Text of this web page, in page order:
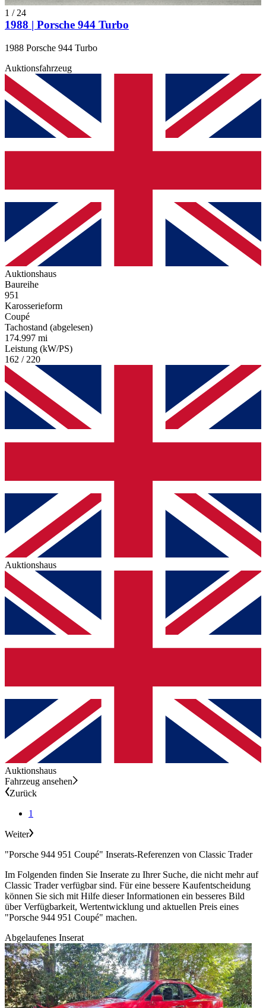
1 / 24
1988 | Porsche 944 Turbo
1988 Porsche 944 Turbo
Auktionsfahrzeug
Auktionshaus
Baureihe
951
Karosserieform
Coupé
Tachostand (abgelesen)
174.997 mi
Leistung (kW/PS)
162 / 220
Auktionshaus
Auktionshaus
Fahrzeug ansehen
Zurück
1
Weiter
"Porsche 944 951 Coupé" Inserats-Referenzen von Classic Trader
Im Folgenden finden Sie Inserate zu Ihrer Suche, die nicht mehr auf
Classic Trader verfügbar sind. Für eine bessere Kaufentscheidung
können Sie sich mit Hilfe dieser Informationen ein besseres Bild
über Verfügbarkeit, Wertentwicklung und aktuellen Preis eines
"Porsche 944 951 Coupé" machen.
Abgelaufenes Inserat